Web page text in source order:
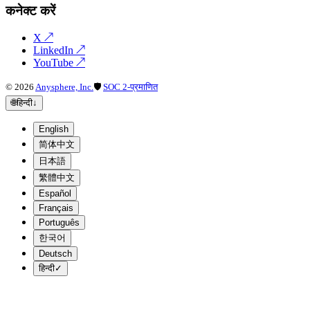
कनेक्ट करें
X ↗
LinkedIn ↗
YouTube ↗
© 2026 Anysphere, Inc. 🛡 SOC 2-प्रमाणित
🌐हिन्दी↓
English
简体中文
日本語
繁體中文
Español
Français
Português
한국어
Deutsch
हिन्दी✓